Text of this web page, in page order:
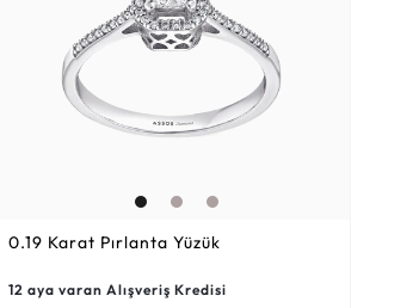
0.19 Karat Pırlanta Yüzük
12 aya varan Alışveriş Kredisi